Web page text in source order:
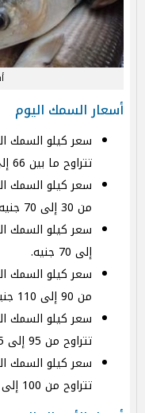
أسعار السمك اليوم
سعر كيلو السمك
تتراوح ما بين 66 إلى 70جنيه.
سعر كيلو السمك
من 30 إلى 70 جنيه.
إلى 70 جنيه.
سعر كيلو السمك
من 90 إلى 110 جنيه.
سعر كيلو السمك
تتراوح من 95 إلى 145 جنيه.
سعر كيلو السمك
تتراوح من 100 إلى 140 جنيه.